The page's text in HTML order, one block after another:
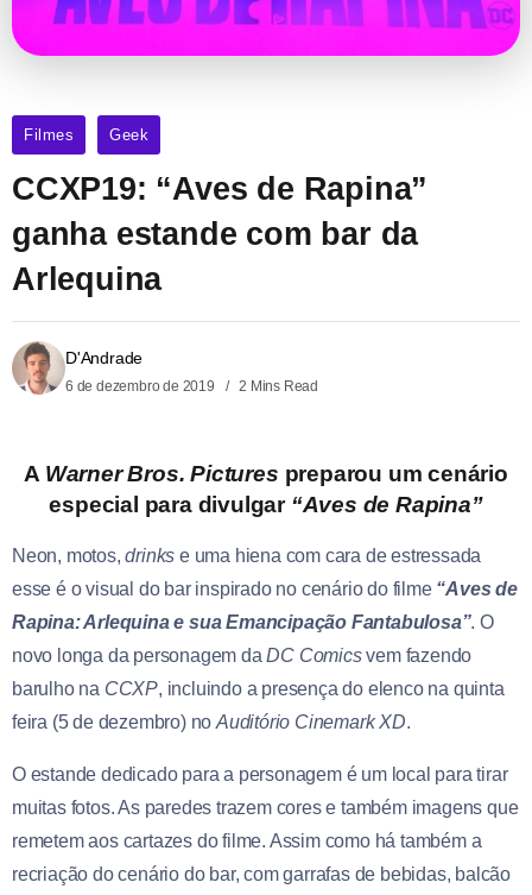
Filmes Geek
CCXP19: “Aves de Rapina”
ganha estande com bar da
Arlequina
D'Andrade
6 de dezembro de 2019 2 Mins Read
A Warner Bros. Pictures preparou um cenário
especial para divulgar“Aves de Rapina”
Neon, motos,drinks e uma hiena com cara de estressada
esse é o visual do bar inspirado no cenário do filme “Aves de
Rapina: Arlequina e sua Emancipação Fantabulosa”. O
novo longa da personagem daDC Comicsvem fazendo
barulho na CCXP, incluindo a presença do elenco na quinta
feira (5 de dezembro) noAuditório Cinemark XD.
O estande dedicado para a personagem é um local para tirar
muitas fotos. As paredes trazem cores e também imagens que
remetem aos cartazes do filme. Assim como há também a
recriação do cenário do bar, com garrafas de bebidas, balcão